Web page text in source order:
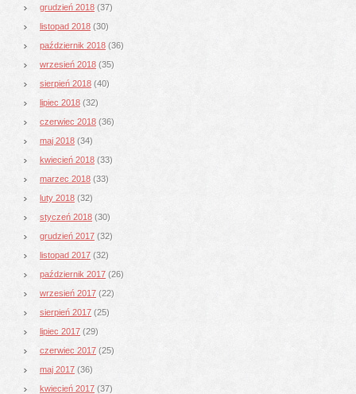
grudzień 2018 (37)
listopad 2018 (30)
październik 2018 (36)
wrzesień 2018 (35)
sierpień 2018 (40)
lipiec 2018 (32)
czerwiec 2018 (36)
maj 2018 (34)
kwiecień 2018 (33)
marzec 2018 (33)
luty 2018 (32)
styczeń 2018 (30)
grudzień 2017 (32)
listopad 2017 (32)
październik 2017 (26)
wrzesień 2017 (22)
sierpień 2017 (25)
lipiec 2017 (29)
czerwiec 2017 (25)
maj 2017 (36)
kwiecień 2017 (37)